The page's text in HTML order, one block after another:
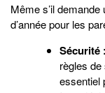
Même s’il demande
d’année pour les
Sécurité :
règles
essentiel